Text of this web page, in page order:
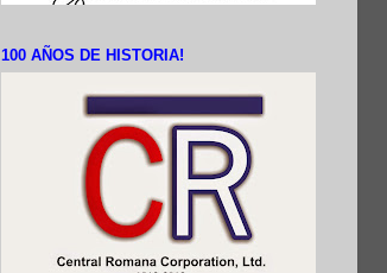
100 AÑOS DE HISTORIA!